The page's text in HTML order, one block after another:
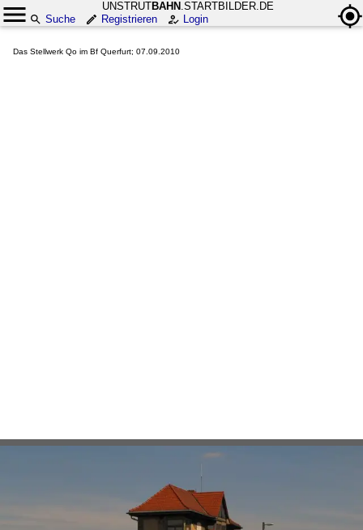
UNSTRUTBAHN .STARTBILDER.DE
Suche
Registrieren Login
Das Stellwerk Qo im Bf Querfurt; 07.09.2010